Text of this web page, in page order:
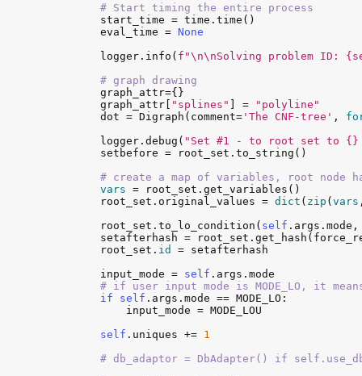
# Start timing the entire process
start_time = time . time ()
eval_time = None
logger . info ( f"\n\nSolving problem ID:
# graph drawing
graph_attr={}
graph_attr
"splines" ] =
"polyline"
dot = Digraph ( comment= 'The CNF-tree' ,
logger . debug ( "Set #1 - to root set to {}
setbefore = root_set . to_string ()
# create a map of variables, root node
vars = root_set . get_variables ()
root_set . original_values = dict ( zip ( vars
root_set . to_lo_condition ( self . args . mode
setafterhash = root_set . get_hash (
root_set . id = setafterhash
input_mode = self . args . mode
# if user input mode is MODE_LO, it
if
self . args . mode == MODE_LO :
input_mode = MODE_LOU
self . uniques += 1
# db_adaptor = DbAdapter() if